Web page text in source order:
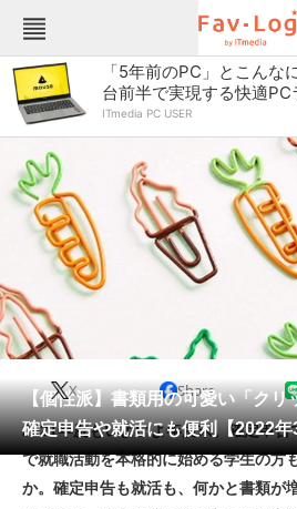
Fav-Logカテゴリー一覧
TOP アウト
インテリア・収納 おもち
カメラ キッチ
キッチン用品 ゲーム
コンテンツ・サービス スイ
スポーツ・レジャー
パソコン・タブレット ファ
ペット 家電
工具・DIY 本・
生活家電 生活用
「5年前のPC」とこんな
台前半で実現する快適PC
ITmedia PC USER
【個性派】書類用の可愛い「ク
確定申告や就活にも便利【2022年
X Share
2021年度もいよいよ年度末。確定申告
で就職活動を本格的に始める学生の方
か。確定申告も就活も、何かと書類が